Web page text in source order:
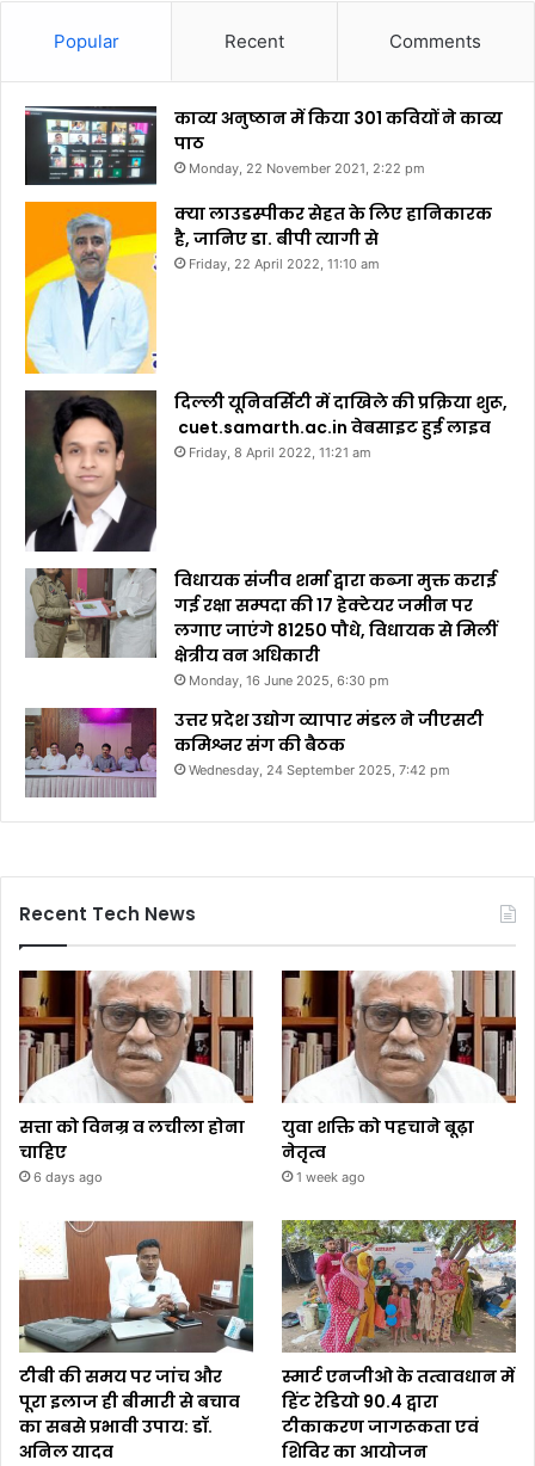
Popular Recent Comments
काव्य अनुष्ठान में किया 301 कवियों ने काव्य
पाठ
Monday, 22 November 2021, 2:22 pm
क्या लाउडस्पीकर सेहत के लिए हानिकारक
है, जानिए डा. बीपी त्यागी से
Friday, 22 April 2022, 11:10 am
दिल्ली यूनिवर्सिटी में दाखिले की प्रक्रिया शुरू,
cuet.samarth.ac.in वेबसाइट हुई लाइव
Friday, 8 April 2022, 11:21 am
विधायक संजीव शर्मा द्वारा कब्जा मुक्त कराई
गई रक्षा सम्पदा की 17 हेक्टेयर जमीन पर
लगाए जाएंगे 81250 पौधे, विधायक से मिलीं
क्षेत्रीय वन अधिकारी
Monday, 16 June 2025, 6:30 pm
उत्तर प्रदेश उद्योग व्यापार मंडल ने जीएसटी
कमिश्नर संग की बैठक
Wednesday, 24 September 2025, 7:42 pm
Recent Tech News
सत्ता को विनम्र व लचीला होना
चाहिए
6 days ago
युवा शक्ति को पहचाने बूढ़ा
नेतृत्व
1 week ago
टीबी की समय पर जांच और
पूरा इलाज ही बीमारी से बचाव
का सबसे प्रभावी उपाय: डॉ.
अनिल यादव
स्मार्ट एनजीओ के तत्वावधान में
हिंट रेडियो 90.4 द्वारा
टीकाकरण जागरूकता एवं
शिविर का आयोजन